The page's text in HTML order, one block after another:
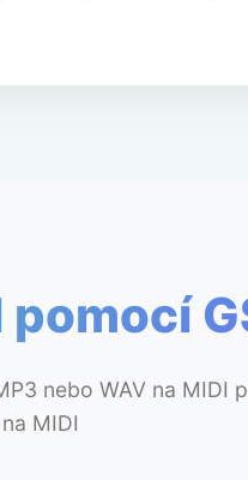
nebo WAV na MIDI
MIDI